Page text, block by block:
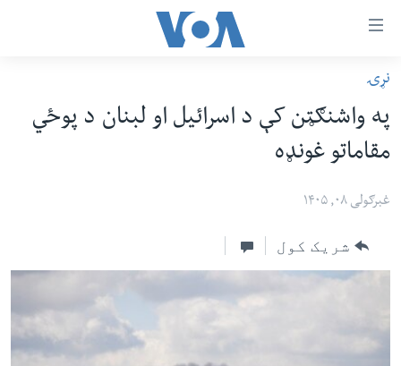
رسي
وړ
اتصالات
متن
افغانستان
سیمه
امریکا
ښځې او نجونې
روغتیا
نړۍ
په واشنګټن کې د اسرائیل او لبنان د پوځي
مقاماتو غونډه
غبرګولی ۰۸, ۱۴۰۵
شریک کول